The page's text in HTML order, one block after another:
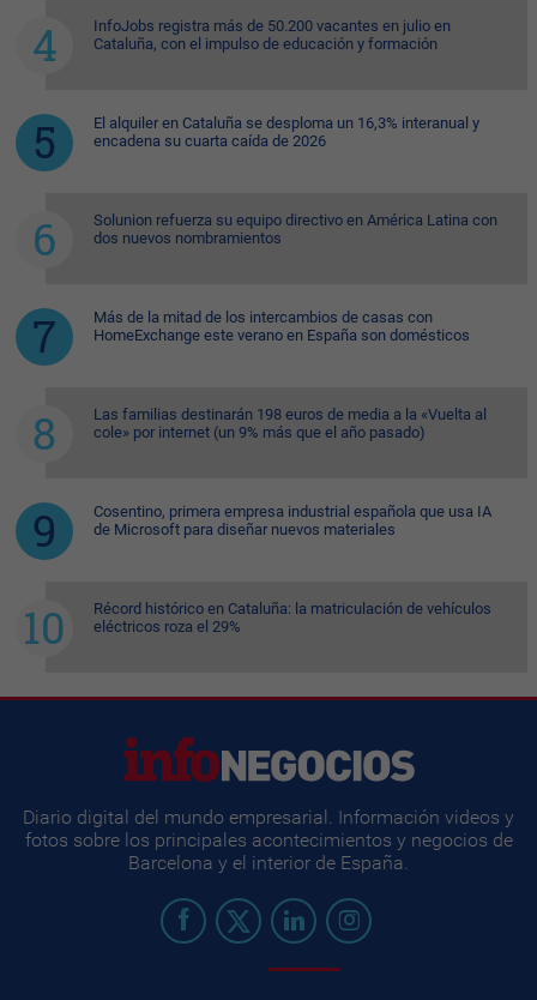
InfoJobs registra más de 50.200 vacantes en julio en
Cataluña, con el impulso de educación y formación
El alquiler en Cataluña se desploma un 16,3% interanual y
encadena su cuarta caída de 2026
Solunion refuerza su equipo directivo en América Latina con
dos nuevos nombramientos
Más de la mitad de los intercambios de casas con
HomeExchange este verano en España son domésticos
Las familias destinarán 198 euros de media a la «Vuelta al
cole» por internet (un 9% más que el año pasado)
Cosentino, primera empresa industrial española que usa IA
de Microsoft para diseñar nuevos materiales
Récord histórico en Cataluña: la matriculación de vehículos
eléctricos roza el 29%
Diario digital del mundo empresarial. Información videos y
fotos sobre los principales acontecimientos y negocios de
Barcelona y el interior de España.